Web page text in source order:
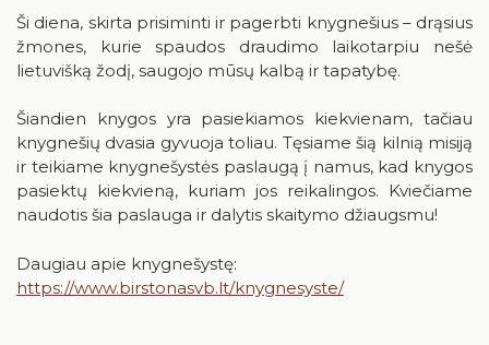
Teminės knygų rekomendacijos
Iš karališkojo Birštono praeities
Stanislovas Moravskis
Birštonas medijose
Kaip tapti skaitytoju?
Naujienos/Renginiai
Knygų rekomendacijos
Muzikos įrašai, filmai
Žaidimai
Ši diena, skirta prisiminti ir pagerbti knygnešius – drąsius
žmones, kurie spaudos draudimo laikotarpiu nešė
lietuvišką žodį, saugojo mūsų kalbą ir tapatybę.
Šiandien knygos yra pasiekiamos kiekvienam, tačiau
knygnešių dvasia gyvuoja toliau. Tęsiame šią kilnią misiją
ir teikiame knygnešystės paslaugą į namus, kad knygos
pasiektų kiekvieną, kuriam jos reikalingos. Kviečiame
naudotis šia paslauga ir dalytis skaitymo džiaugsmu!
Daugiau apie knygnešystę:
https://www.birstonasvb.lt/knygnesyste/